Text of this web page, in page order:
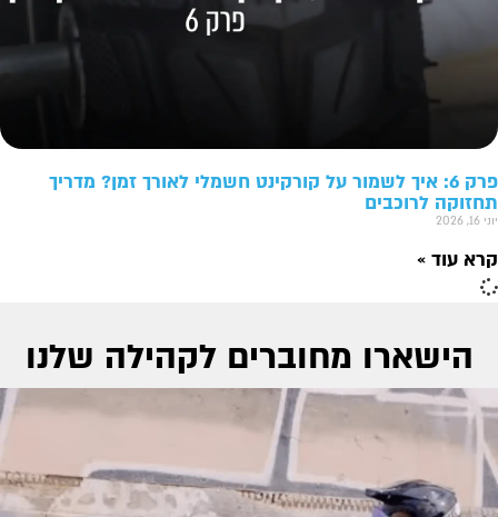
פרק 6: איך לשמור על קורקינט חשמלי לאורך זמן? מדריך
תחזוקה לרוכבים
יוני 16, 2026
קרא עוד »
הישארו מחוברים לקהילה שלנו